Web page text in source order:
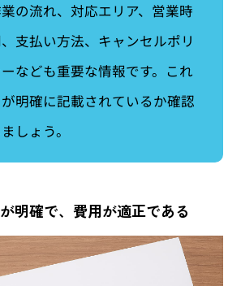
の流れ、対応エリア、営業時
支払い方法、キャンセルポリ
なども重要な情報です。これ
が明確に記載されているか確認
しょう。
明確で、費用が適正である